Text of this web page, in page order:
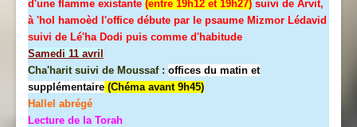
d'une flamme existante (entre 19h12 et 19h27) suivi de Arvit,
à 'hol hamoèd l'office débute par le psaume Mizmor Lédavid
suivi de Lé'ha Dodi puis comme d'habitude
Samedi 11 avril
Cha'harit suivi de Moussaf : offices du matin et
supplémentaire (Chéma avant 9h45)
Hallel abrégé
Lecture de la Torah